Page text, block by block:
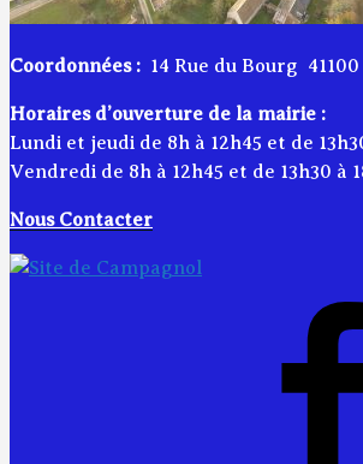
Coordonnées : 14 Rue du Bourg
Horaires d’ouverture de la mairie :
Lundi et jeudi de 8h à 12h45 et de
Vendredi de 8h à 12h45 et de 13h30 à
Nous Contacter